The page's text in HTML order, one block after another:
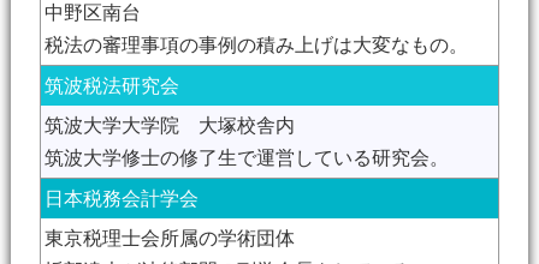
中野区南台
税法の審理事項の事例の積み上げは大変なもの。
筑波税法研究会
筑波大学大学院 大塚校舎内
筑波大学修士の修了生で運営している研究会。
日本税務会計学会
東京税理士会所属の学術団体